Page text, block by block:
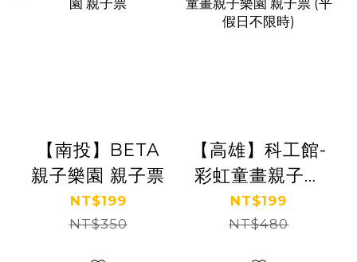
【南投】BETA
親子樂園 親子票
NT$199
NT$350
【高雄】科工館-
彩虹童畫親子樂
園 親子票 (平假
日不限時)
NT$199
NT$480